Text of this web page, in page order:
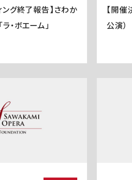
ング終了報告】さわか
・ボエーム」
【開
公演）